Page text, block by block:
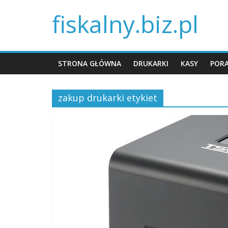
fiskalny.biz.pl
STRONA GŁÓWNA DRUKARKI KASY
zakup drukarki etykiet